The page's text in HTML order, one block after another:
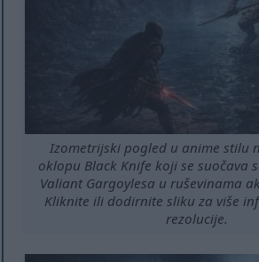
Izometrijski pogled u anime stilu
oklopu Black Knife koji se suočava
Valiant Gargoylesa u ruševinama
Kliknite ili dodirnite sliku za više
rezolucije.